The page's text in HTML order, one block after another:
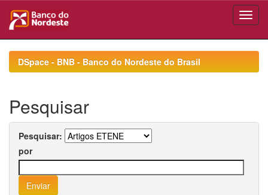
navigationDSpace - BNB - Banco do Nordeste do Brasil
Pesquisar
Pesquisar:
por